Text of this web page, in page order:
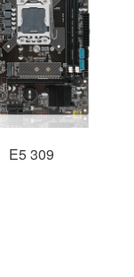
E5 309